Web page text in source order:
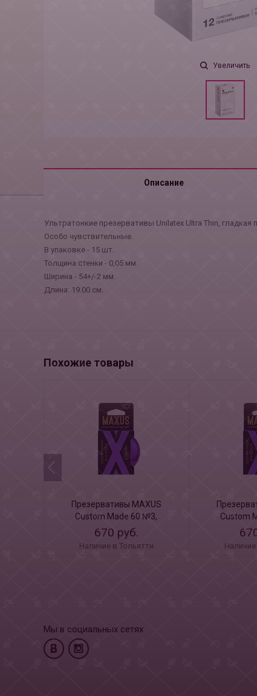
Увеличить
Описание
Ультратонкие презервативы Unilatex Ultra Thin,
Особо чувствительные.
В упаковке - 15 шт.
Толщина стенки - 0,05 мм.
Ширина - 54+/-2 мм.
Длина: 19.00 см.
Похожие товары
Презервативы MAXUS
Custom Made 60 №3,
увеличенные X-Edition, 3 шт
670 руб.
Наличие в Тольятти
Custom
Мы в социальных сетях